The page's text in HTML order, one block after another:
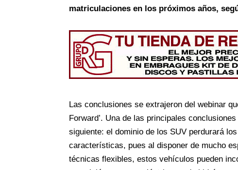
matriculaciones en los próximos años,
Las conclusiones se extrajeron del webinar
Forward’. Una de las principales
siguiente: el dominio de los SUV perdurará
características, pues al disponer de mucho
técnicas flexibles, estos vehículos pueden